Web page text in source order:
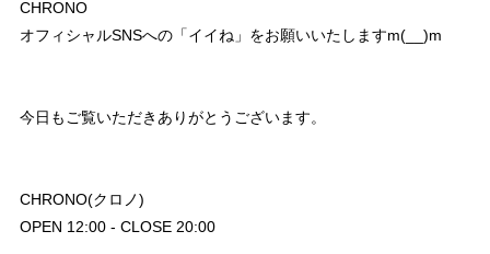
CHRONO
オフィシャルSNSへの「イイね」をお願いいたしますm(__)m
今日もご覧いただきありがとうございます。
CHRONO(クロノ)
OPEN 12:00 - CLOSE 20:00